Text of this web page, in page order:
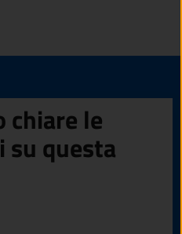
chiare le
questa